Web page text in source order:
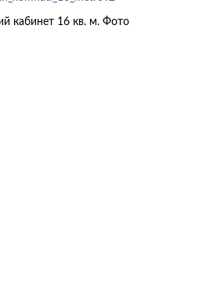
кабинет 16 кв. м. Фото